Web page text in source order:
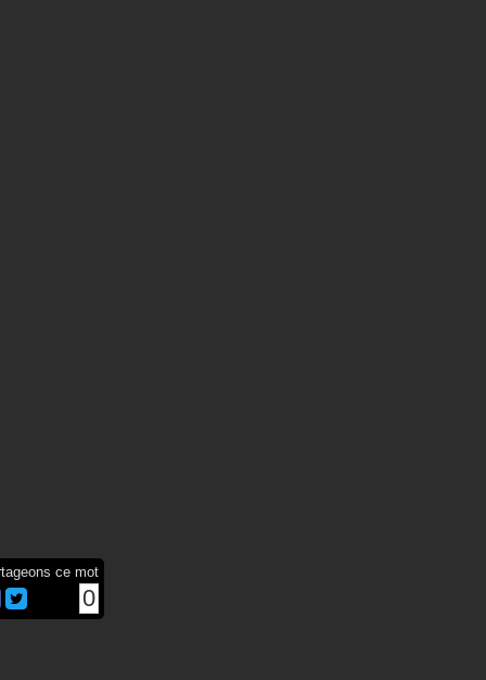
ce mot
0